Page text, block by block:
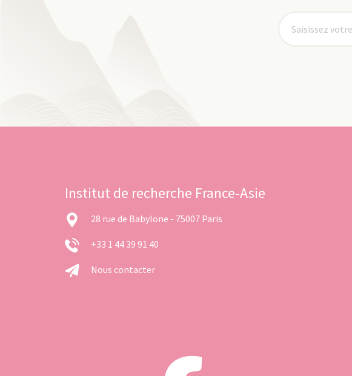
Institut de recherche France-Asie
28 rue de Babylone - 75007 Paris
+33 1 44 39 91 40
Nous contacter